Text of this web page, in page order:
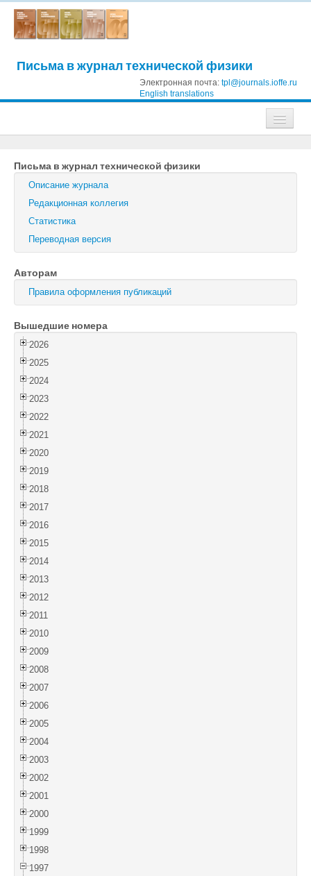
Письма в журнал технической физики
Электронная почта: tpl@journals.ioffe.ru
English translations
Журнал технической физики
Письма в Журнал технической физики
Физика твердого тела
Физика и техника полупроводников
Оптика и спектроскопия
Поиск
Войти
Письма в журнал технической физики
Описание журнала
Редакционная коллегия
Статистика
Переводная версия
Авторам
Правила оформления публикаций
Вышедшие номера
2026
2025
2024
2023
2022
2021
2020
2019
2018
2017
2016
2015
2014
2013
2012
2011
2010
2009
2008
2007
2006
2005
2004
2003
2002
2001
2000
1999
1998
1997